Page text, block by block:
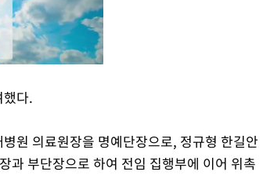
다.
원 의료원장을 명예단장으로, 정규형 한길안
과 부단장으로 하여 전임 집행부에 이어 위촉